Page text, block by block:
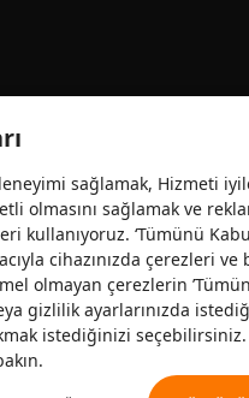
sağlamak, Hizmeti
olmasını sağlamak ve
kullanıyoruz. ‘Tümünü
cihazınızda çerezleri
olmayan çerezlerin
gizlilik ayarlarınızda
istediğinizi